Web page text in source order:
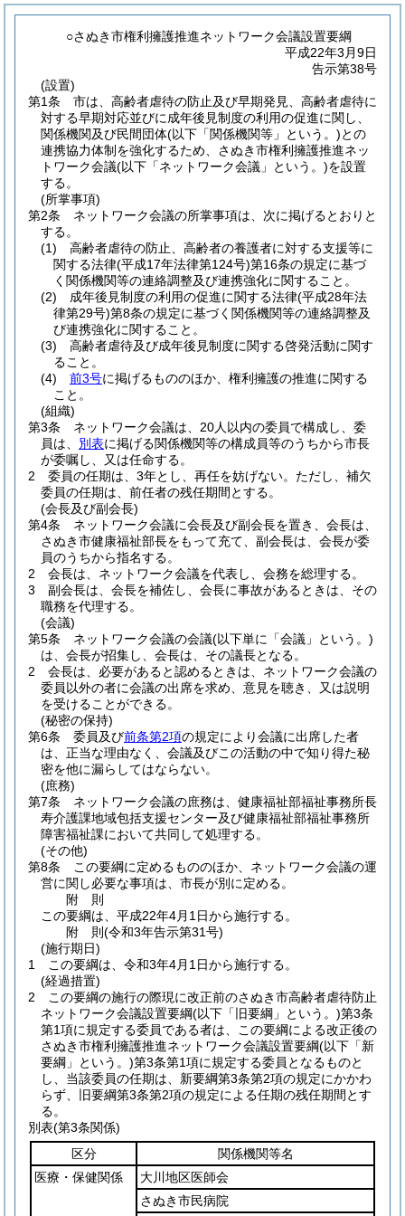
○さぬき市権利擁護推進ネットワーク会議設置要綱
平成22年3月9日
告示第38号
(設置)
第1条
市は、高齢者虐待の防止及び早期発見、高齢者虐待に
対する早期対応並びに成年後見制度の利用の促進に関し、
関係機関及び民間団体(以下「関係機関等」という。)との
連携協力体制を強化するため、さぬき市権利擁護推進ネッ
トワーク会議(以下「ネットワーク会議」という。)を設置
する。
(所掌事項)
第2条
ネットワーク会議の所掌事項は、次に掲げるとおりと
する。
(1)
高齢者虐待の防止、高齢者の養護者に対する支援等に
関する法律(平成17年法律第124号)第16条の規定に基づ
く関係機関等の連絡調整及び連携強化に関すること。
(2)
成年後見制度の利用の促進に関する法律(平成28年法
律第29号)第8条の規定に基づく関係機関等の連絡調整及
び連携強化に関すること。
(3)
高齢者虐待及び成年後見制度に関する啓発活動に関す
ること。
(4)
前3号に掲げるもののほか、権利擁護の推進に関する
こと。
(組織)
第3条
ネットワーク会議は、20人以内の委員で構成し、委
員は、 別表に掲げる関係機関等の構成員等のうちから市長
が委嘱し、又は任命する。
2
委員の任期は、3年とし、再任を妨げない。 ただし、補欠
委員の任期は、前任者の残任期間とする。
(会長及び副会長)
第4条
ネットワーク会議に会長及び副会長を置き、会長は、
さぬき市健康福祉部長をもって充て、副会長は、会長が委
員のうちから指名する。
2
会長は、ネットワーク会議を代表し、会務を総理する。
3
副会長は、会長を補佐し、会長に事故があるときは、その
職務を代理する。
(会議)
第5条
ネットワーク会議の会議(以下単に「会議」という。)
は、会長が招集し、会長は、その議長となる。
2
会長は、必要があると認めるときは、ネットワーク会議の
委員以外の者に会議の出席を求め、意見を聴き、又は説明
を受けることができる。
(秘密の保持)
第6条
委員及び前条第2項の規定により会議に出席した者
は、正当な理由なく、会議及びこの活動の中で知り得た秘
密を他に漏らしてはならない。
(庶務)
第7条
ネットワーク会議の庶務は、健康福祉部福祉事務所長
寿介護課地域包括支援センター及び健康福祉部福祉事務所
障害福祉課において共同して処理する。
(その他)
第8条
この要綱に定めるもののほか、ネットワーク会議の運
営に関し必要な事項は、市長が別に定める。
附 則
この要綱は、平成22年4月1日から施行する。
附 則(令和3年告示第31号)
(施行期日)
1
この要綱は、令和3年4月1日から施行する。
(経過措置)
2
この要綱の施行の際現に改正前のさぬき市高齢者虐待防止
ネットワーク会議設置要綱(以下「旧要綱」という。)第3条
第1項に規定する委員である者は、この要綱による改正後の
さぬき市権利擁護推進ネットワーク会議設置要綱(以下「新
要綱」という。)第3条第1項に規定する委員となるものと
し、当該委員の任期は、新要綱第3条第2項の規定にかかわ
らず、旧要綱第3条第2項の規定による任期の残任期間とす
る。
別表(第3条関係)
区分
関係機関等名
医療・保健関係
大川地区医師会
さぬき市民病院